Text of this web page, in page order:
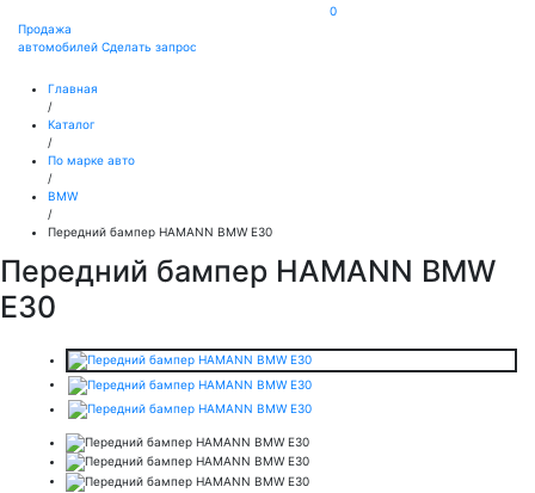
0
Продажа
автомобилей Сделать запрос
Главная
/
Каталог
/
По марке авто
/
BMW
/
Передний бампер HAMANN BMW E30
Передний бампер HAMANN BMW
E30